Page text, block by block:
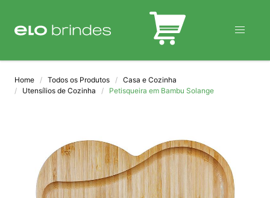
BLOG
Home Todos os Produtos
Casa e Cozinha
Utensílios de Cozinha
Petisqueira em Bambu Solange